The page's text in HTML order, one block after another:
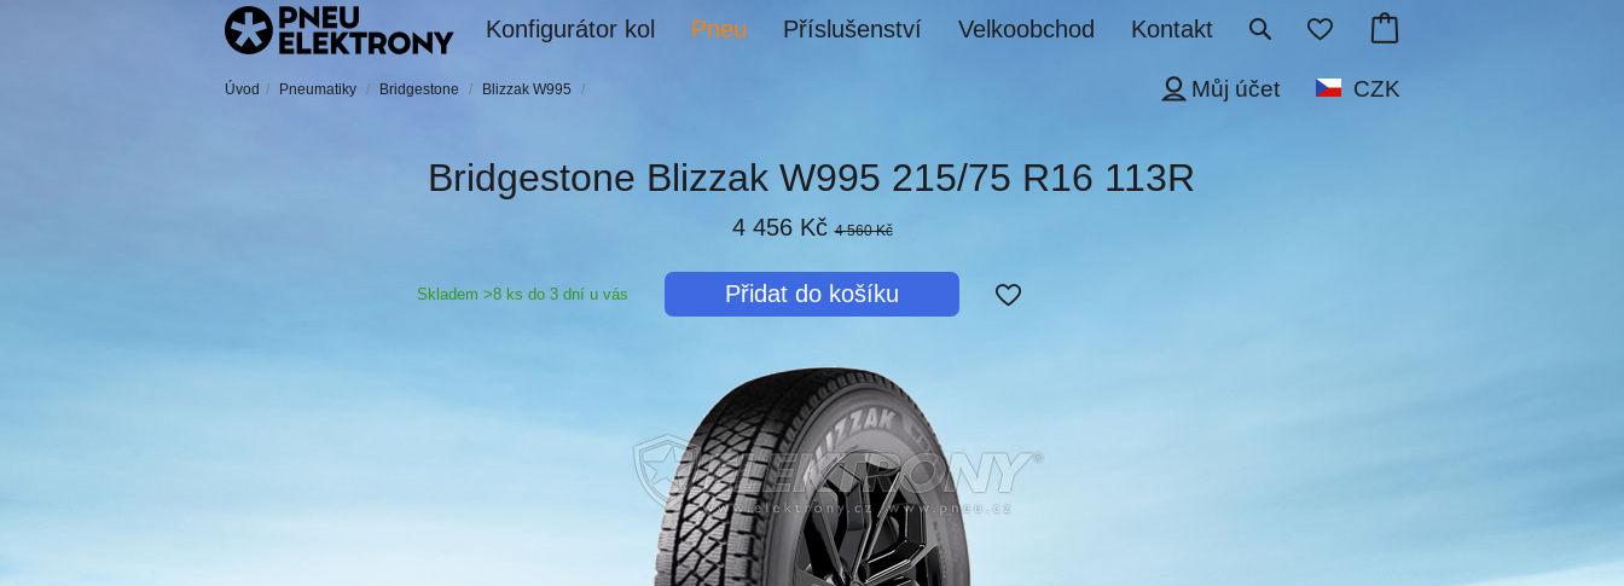
Kontakt
Velkoobchod
Příslušenství
Pneu
Konfigurátor kol
Úvod / Pneumatiky / Bridgestone / Blizzak W995 / CZK
Můj účet
Bridgestone Blizzak W995 215/75 R16 113R
4 456 Kč4 560 Kč
Skladem >8 ks do 3 dní u vás Přidat do košíku